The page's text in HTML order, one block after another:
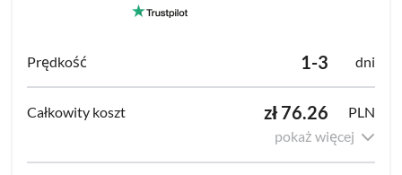
1-3 dni
zł 76.26
PLN
pokaż więcej